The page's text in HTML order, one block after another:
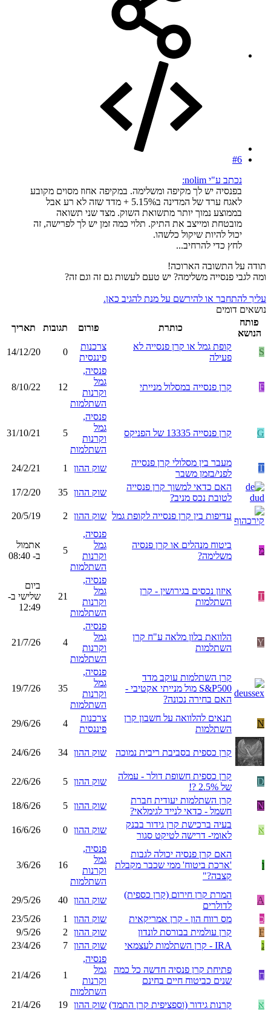
#6
נכתב ע"י nolim:
בפנסיה יש לך מקיפה ומשלימה. במקיפה אחוז מסוים מקובע
לאגח ערד של המדינה ב5.15% + מדד שזה לא רע אבל
בממוצע נמוך יותר מתשואת השוק. מצד שני תשואה
מובטחת ומייצב את התיק. תלוי כמה זמן יש לך לפרישה, זה
יכול להיות שיקול כלשהו.
לחץ כדי להרחיב...
תודה על התשובה הארוכה!
ומה לגבי פנסייה משלימה? יש טעם לעשות גם זה וגם זה?
עליך להתחבר או להירשם על מנת להגיב כאן.
נושאים דומים
פותח
הנושא
כותרת פורום תגובות תאריך
S
קופת גמל או קרן פנסייה לא
פעילה
צרכנות
פיננסית
0
14/12/20
F קרן פנסייה במסלול מנייתי
פנסיה,
גמל
וקרנות
השתלמות
12
8/10/22
G קרן פנסייה 13335 של הפניקס
פנסיה,
גמל
וקרנות
השתלמות
5
31/10/21
T
מעבר בין מסלולי קרן פנסייה
לפני/בזמן משבר
שוק ההון 1
24/2/21
האם כדאי למשוך קרן פנסייה
לטובת נכס מניב?
שוק ההון 35
17/2/20
עדיפות בין קרן פנסייה לקופת גמל שוק ההון 2
20/5/19
מ
ביטוח מנהלים או קרן פנסיה
משלימה?
פנסיה,
גמל
וקרנות
השתלמות
5
אתמול
ב- 08:40
T
איזון נכסים בגירושין - קרן
השתלמות
פנסיה,
גמל
וקרנות
השתלמות
21
ביום
שלישי ב-
12:49
Y
הלוואת בלון מלאה ע"ח קרן
השתלמות
פנסיה,
גמל
וקרנות
השתלמות
4
21/7/26
קרן השתלמות עוקב מדד
S&P500 מול מנייתי אקטיבי -
האם בחירה נכונה?
פנסיה,
גמל
וקרנות
השתלמות
35
19/7/26
N
תנאים להלוואה על חשבון קרן
השתלמות
צרכנות
פיננסית
4
29/6/26
קרן כספית בסביבת ריבית נמוכה שוק ההון 34
24/6/26
D
קרן כספית חשופת דולר - עמלה
של 2.5% ?!
שוק ההון 5
22/6/26
N
קרן השתלמות יעודית חברת
חשמל - כדאי לנייד לגימלאי?
שוק ההון 5
18/6/26
א
בעיה ברכישת קרן גידור בבנק
לאומי- דרישה לטיקט סגור
שוק ההון 0
16/6/26
ו
האם קרן פנסיה יכולה לגבות
'ארכת ביטוח' ממי שכבר מקבלת
קצבה?"
פנסיה,
גמל
וקרנות
השתלמות
16
3/6/26
A
המרת קרן חירום (קרן כספית)
לדולרים
שוק ההון 40
29/5/26
כ
מס רווח הון - קרן אמריקאית שוק ההון 1
23/5/26
F
קרן עולמית בבורסת לונדון שוק ההון 2
9/5/26
נ
IRA - קרן השתלמות לעצמאי שוק ההון 7
23/4/26
ח
פתיחת קרן פנסיה חדשה כל כמה
שנים כביטוח חיים בחינם
פנסיה,
גמל
וקרנות
השתלמות
1
21/4/26
א קרנות גידור (וספציפית קרן התמד) שוק ההון 19
21/4/26